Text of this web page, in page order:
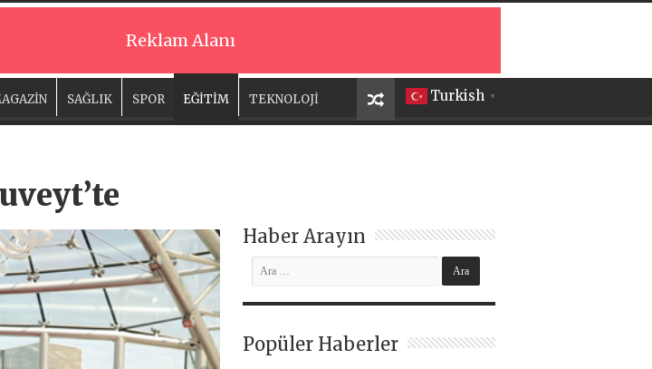
Reklam Alanı
Turkish ▼
SAĞLIK SPOR EĞİTİM TEKNOLOJİ
Haber Arayın
Popüler Haberler